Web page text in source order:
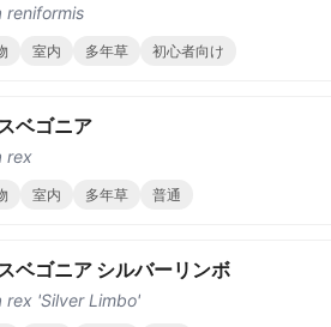
reniformis
室内 多年草 初心者向け
ベゴニア
rex
室内 多年草 普通
ベゴニア シルバーリンボ
rex 'Silver Limbo'